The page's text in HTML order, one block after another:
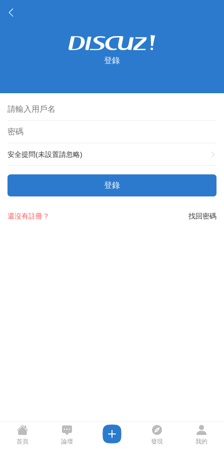
登錄
安全提問(未設置請忽略)
登錄
找回密碼
還沒有註冊？
首頁 論壇 發現 我的